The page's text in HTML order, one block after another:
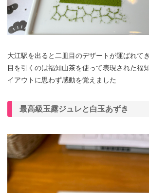
大江駅を出ると二皿目のデザートが運ばれて
目を引くのは福知山茶を使って表現された福
イアウトに思わず感動を覚えました
最高級玉露ジュレと白玉あずき